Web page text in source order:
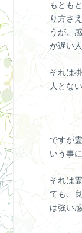
もとも
り方さ
うが、
が遅い
それは
人とな
ですが
いう事
それは
ても、
は強い